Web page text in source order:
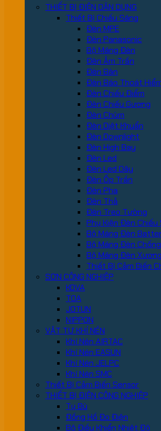
THIẾT BỊ ĐIỆN DÂN DỤNG
Thiết Bị Chiếu Sáng
Đèn MPE
Đèn Panasonic
Bộ Máng Đèn
Đèn Âm Trần
Đèn Bàn
Đèn Báo Thoát
Đèn Chiếu Điểm
Đèn Chiếu Gương
Đèn Chùm
Đèn Diệt Khuẩn
Đèn Downlight
Đèn High Bay
Đèn Led
Đèn Led Dây
Đèn Ốp Trần
Đèn Pha
Đèn Thả
Đèn Treo Tường
Phụ Kiện Đèn Chiếu
Bộ Máng Đèn
Bộ Máng Đèn
Bộ Máng Đèn
Thiết Bị Cảm Biến
SƠN CÔNG NGHIỆP
KOVA
TOA
JOTUN
NIPPON
VẬT TƯ KHÍ NÉN
Khí Nén AIRTAC
Khí Nén EASUN
Khí Nén JELPC
Khí Nén SMC
Thiết Bị Cảm Biến Sensor
THIẾT BỊ ĐIỆN CÔNG NGHIỆP
Tụ Bù
Đồng Hồ Đo Điện
Bộ Điều Khiển Nhiệt Độ